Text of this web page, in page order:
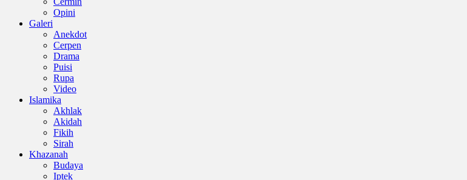
Opini
Galeri
Anekdot
Cerpen
Drama
Puisi
Rupa
Video
Islamika
Akhlak
Akidah
Fikih
Sirah
Khazanah
Budaya
Iptek